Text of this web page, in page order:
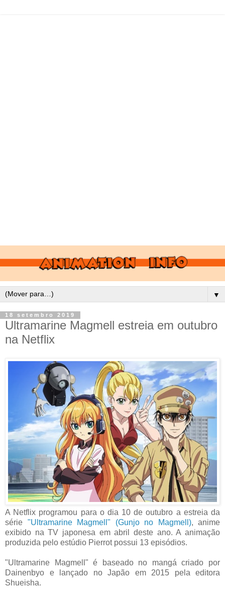
▼
18 setembro 2019
Ultramarine Magmell estreia em outubro
na Netflix
A Netflix programou para o dia 10 de outubro a estreia da
série "Ultramarine Magmell" (Gunjo no Magmell), anime
exibido na TV japonesa em abril deste ano. A animação
produzida pelo estúdio Pierrot possui 13 episódios.
"Ultramarine Magmell" é baseado no mangá criado por
Dainenbyo e lançado no Japão em 2015 pela editora
Shueisha.